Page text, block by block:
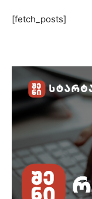
[fetch_posts]